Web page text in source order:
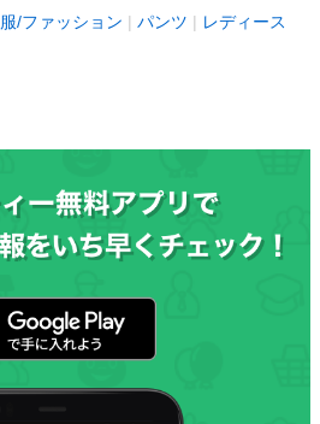
服/ファッション パンツ レディース